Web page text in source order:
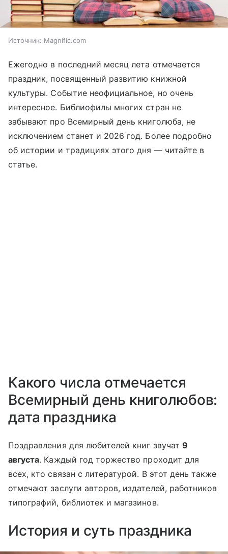
Источник: Magnific.com
Ежегодно в последний месяц лета отмечается
праздник, посвященный развитию книжной
культуры. Событие неофициальное, но очень
интересное. Библиофилы многих стран не
забывают про Всемирный день книголюба, не
исключением станет и 2026 год. Более подробно
об истории и традициях этого дня — читайте в
статье.
Какого числа отмечается
Всемирный день книголюбов:
дата праздника
Поздравления для любителей книг звучат 9
августа. Каждый год торжество проходит для
всех, кто связан с литературой. В этот день также
отмечают заслуги авторов, издателей, работников
типографий, библиотек и магазинов.
История и суть праздника